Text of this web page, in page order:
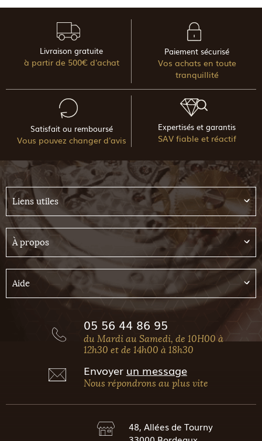
Livraison gratuite
à partir de 500€ d'achat
Paiement sécurisé
Vos achats en toute
tranquillité
Satisfait ou remboursé
Vous pouvez changer d'avis
Expertisés et garantis
SAV fiable et réactif
Liens utiles
À propos
Aide
05 56 44 86 95
du Mardi au Samedi, de 10H00 à
12h30 et de 14h00 à 18h30
Envoyer un message
Nous répondrons au plus vite
48, Allées de Tourny